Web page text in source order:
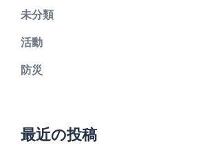
未分類
活動
防災
最近の投稿